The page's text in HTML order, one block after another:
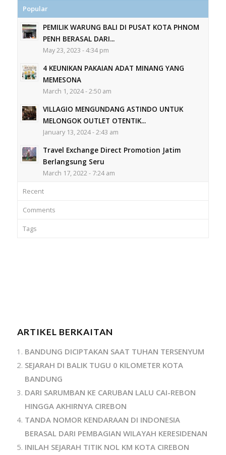
Popular
PEMILIK WARUNG BALI DI PUSAT KOTA PHNOM
PENH BERASAL DARI...
May 23, 2023 - 4:34 pm
4 KEUNIKAN PAKAIAN ADAT MINANG YANG
MEMESONA
March 1, 2024 - 2:50 am
VILLAGIO MENGUNDANG ASTINDO UNTUK
MELONGOK OUTLET OTENTIK...
January 13, 2024 - 2:43 am
Travel Exchange Direct Promotion Jatim
Berlangsung Seru
March 17, 2022 - 7:24 am
Recent
Comments
Tags
ARTIKEL BERKAITAN
BANDUNG DICIPTAKAN SAAT TUHAN TERSENYUM
SEJARAH DI BALIK TUGU 0 KILOMETER KOTA
BANDUNG
DARI SARUMBAN KE CARUBAN LALU CAI-REBON
HINGGA AKHIRNYA CIREBON
TANDA NOMOR KENDARAAN DI INDONESIA
BERASAL DARI PEMBAGIAN WILAYAH KERESIDENAN
INILAH SEJARAH TITIK NOL KM KOTA CIREBON